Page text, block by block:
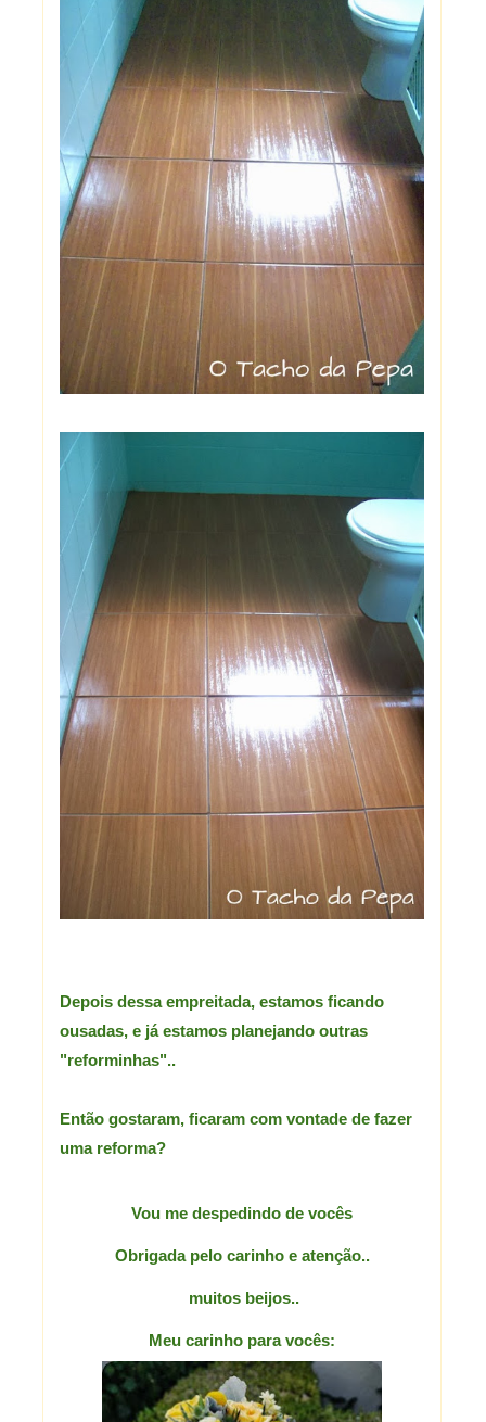
Depois dessa empreitada, estamos ficando
ousadas, e já estamos planejando outras
"reforminhas"..
Então gostaram, ficaram com vontade de fazer
uma reforma?
Vou me despedindo de vocês
Obrigada pelo carinho e atenção..
muitos beijos..
Meu carinho para vocês: